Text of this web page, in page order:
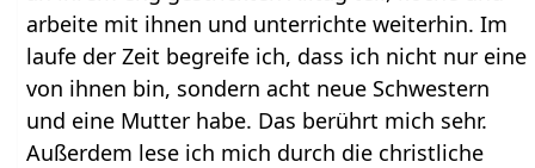
arbeite mit ihnen und unterrichte weiterhin. Im
laufe der Zeit begreife ich, dass ich nicht nur eine
von ihnen bin, sondern acht neue Schwestern
und eine Mutter habe. Das berührt mich sehr.
Außerdem lese ich mich durch die christliche